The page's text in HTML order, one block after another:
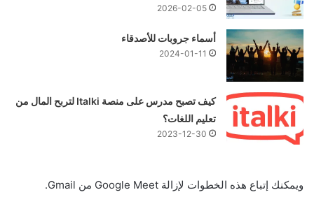
2026-02-05
أسماء جروبات للأصدقاء
2024-01-11
كيف تصبح مدرس على منصة Italki لتربح المال من
تعليم اللغات؟
2023-12-30
ويمكنك إتباع هذه الخطوات لإزالة Google Meet من Gmail.